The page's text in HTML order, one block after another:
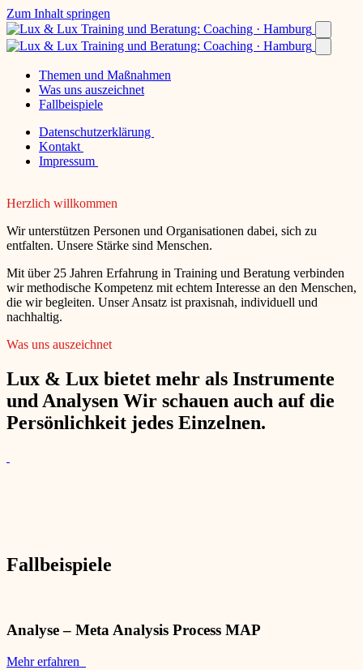
Zum Inhalt springen
Themen und Maßnahmen
Was uns auszeichnet
Fallbeispiele
Datenschutzerklärung
Kontakt
Impressum
Herzlich willkommen
Wir unterstützen Personen und Organisationen dabei, sich zu
entfalten. Unsere Stärke sind Menschen.
Mit über 25 Jahren Erfahrung in Training und Beratung verbinden
wir methodische Kompetenz mit echtem Interesse an den Menschen,
die wir begleiten. Unser Ansatz ist praxisnah, individuell und
nachhaltig.
Was uns auszeichnet
Lux & Lux bietet mehr als Instrumente
und Analysen Wir schauen auch auf die
Persönlichkeit jedes Einzelnen.
Fallbeispiele
Analyse – Meta Analysis Process MAP
Mehr erfahren